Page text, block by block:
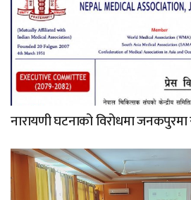
नारायणी घटनाको विरोधमा